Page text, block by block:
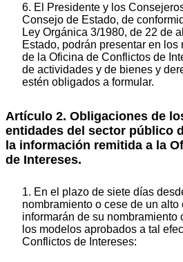
6. El Presidente y los
Consejo de Estado, de
Ley Orgánica 3/1980, de 22 de
Estado, podrán presentar en
de la Oficina de Conflictos de
de actividades y de bienes y
estén obligados a formular.
Artículo 2. Obligaciones de
entidades del sector público
la información remitida a la
de Intereses.
1. En el plazo de siete días
nombramiento o cese de un
informarán de su nombramiento
los modelos aprobados a tal
Conflictos de Intereses: